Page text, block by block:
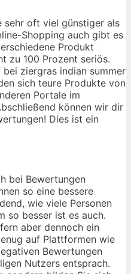
sehr oft viel günstiger als
Shopping auch gibt es
Produkt
zu 100 Prozent seriös.
ziergras indian summer
sich teure Produkte von
Portale im
können wir dir
Dies ist ein
bei Bewertungen
so eine bessere
wie viele Personen
so besser ist es auch.
aber dennoch ein
auf Plattformen wie
Bewertungen
Nutzers entsprach.